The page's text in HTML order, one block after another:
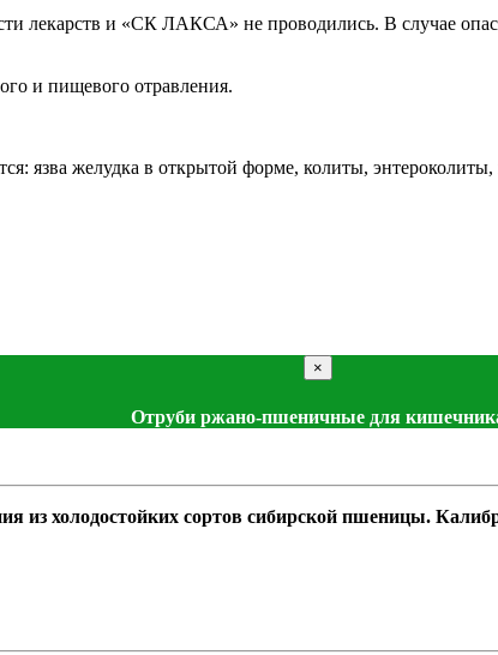
лекарств и «СК ЛАКСА» не проводились. В случае
и пищевого отравления.
желудка в открытой форме, колиты, энтероколиты,
×
Отруби ржано-пшеничные для
из холодостойких сортов сибирской пшеницы.